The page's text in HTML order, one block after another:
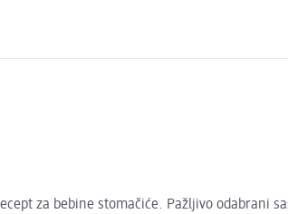
za bebine stomačiće. Pažljivo odabrani